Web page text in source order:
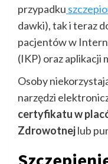
przypadku
dawki), tak i teraz
pacjentów w
(IKP) oraz aplikacji
Osoby
narzędzi
certyfikatu w
Zdrowotnejlub